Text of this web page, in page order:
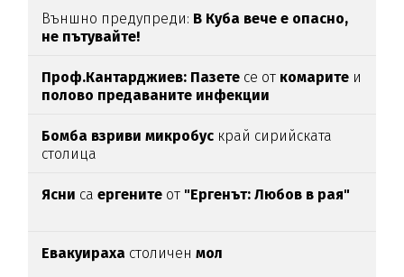
Външно предупреди: В Куба вече е опасно,
не пътувайте!
Проф.Кантарджиев: Пазете се от комарите и
полово предаваните инфекции
Бомба взриви микробус край сирийската
столица
Ясни са ергените от "Ергенът: Любов в рая"
Евакуираха столиченмол